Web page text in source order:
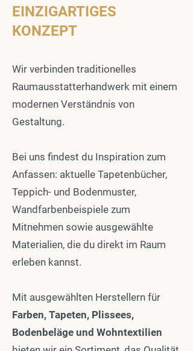
EINZIGARTIGES
KONZEPT
Wir verbinden traditionelles
Raumausstatterhandwerk mit einem
modernen Verständnis von
Gestaltung.
Bei uns findest du Inspiration zum
Anfassen: aktuelle Tapetenbücher,
Teppich- und Bodenmuster,
Wandfarbenbeispiele zum
Mitnehmen sowie ausgewählte
Materialien, die du direkt im Raum
erleben kannst.
Mit ausgewählten Herstellern für
Farben, Tapeten, Plissees,
Bodenbeläge und Wohntextilien